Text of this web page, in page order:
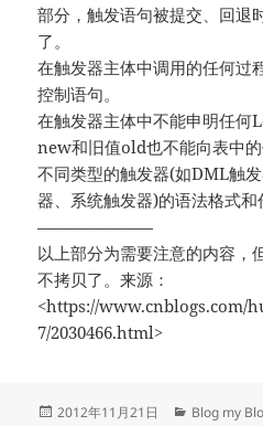
部分，触发语句被提交、回退
了。
在触发器主体中调用的任何过
控制语句。
在触发器主体中不能申明任
new和旧值old也不能向表中
不同类型的触发器(如DML触
器、系统触发器)的语法格式和
———————
以上部分为需要注意的内容，
不拷贝了。来源：
<https://www.cnblogs.com/
7/2030466.html>
发
2012年11月21日
分
Blog my